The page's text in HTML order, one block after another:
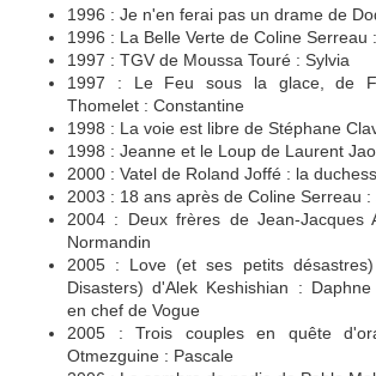
1996 : Je n'en ferai pas un drame de
1996 : La Belle Verte de Coline Serreau
1997 : TGV de Moussa Touré : Sylvia
1997 : Le Feu sous la glace, de
Thomelet : Constantine
1998 : La voie est libre de Stéphane
1998 : Jeanne et le Loup de Laurent
2000 : Vatel de Roland Joffé : la
2003 : 18 ans après de Coline Serreau :
2004 : Deux frères de Jean-Jacques
Normandin
2005 : Love (et ses petits
Disasters) d'Alek Keshishian :
en chef de Vogue
2005 : Trois couples en quête
Otmezguine : Pascale